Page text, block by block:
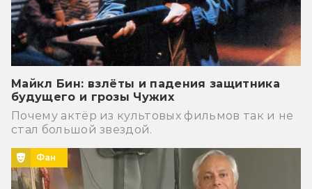
Майкл Бин: взлёты и падения защитника
будущего и грозы Чужих
Почему актёр из культовых фильмов так и не
стал большой звездой.
Фан